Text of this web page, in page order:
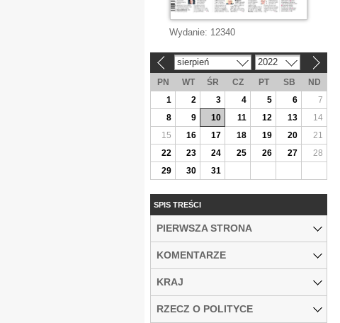
Wydanie: 12340
sierpień 2022
PN WT ŚR CZ PT SB
ND
1
2 3 4 5 6
7
8
9 10 11 12 13
14
15
16 17 18 19 20
21
22
23 24 25 26 27
28
29
30 31
SPIS TREŚCI
PIERWSZA STRONA
KOMENTARZE
KRAJ
RZECZ O POLITYCE